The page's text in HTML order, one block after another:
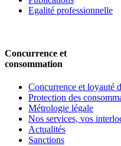
Egalité professionnelle
Concurrence et
consommation
Concurrence et loyauté
Protection des
Métrologie légale
Nos services, vos
Actualités
Sanctions